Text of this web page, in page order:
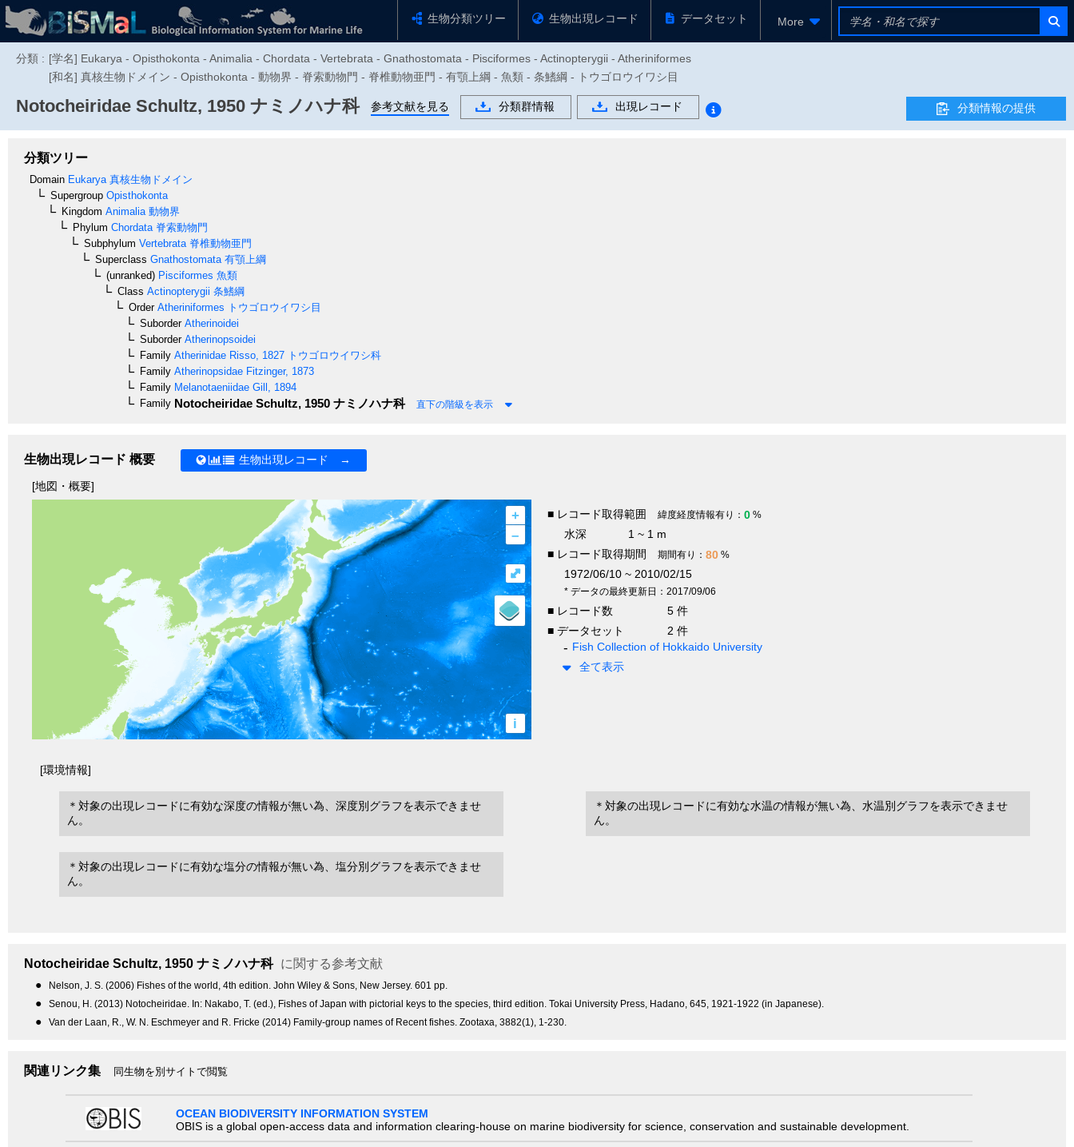
生物分類ツリー 生物出現レコード データセット More
分類 : [学名] Eukarya - Opisthokonta - Animalia - Chordata - Vertebrata - Gnathostomata - Pisciformes - Actinopterygii - Atheriniformes
[和名] 真核生物ドメイン - Opisthokonta - 動物界 - 脊索動物門 - 脊椎動物亜門 - 有顎上綱 - 魚類 - 条鰭綱 - トウゴロウイワシ目
Notocheiridae Schultz, 1950 ナミノハナ科 参考文献を見る 分類群情報 出現レコード 分類情報の提供
分類ツリー
Domain Eukarya 真核生物ドメイン
Supergroup Opisthokonta
Kingdom Animalia 動物界
Phylum Chordata 脊索動物門
Subphylum Vertebrata 脊椎動物亜門
Superclass Gnathostomata 有顎上綱
(unranked) Pisciformes 魚類
Class Actinopterygii 条鰭綱
OrderAtheriniformes トウゴロウイワシ目
SuborderAtherinoidei
SuborderAtherinopsoidei
Family Atherinidae Risso, 1827 トウゴロウイワシ科
Family Atherinopsidae Fitzinger, 1873
Family Melanotaeniidae Gill, 1894
Family Notocheiridae Schultz, 1950 ナミノハナ科 直下の階級を表示
生物出現レコード 概要 生物出現レコード →
[地図・概要]
+
–
i
⤢
■ レコード取得範囲 緯度経度情報有り： 0 %
水深
1 ~ 1 m
■ レコード取得期間
期間有り： 80 %
1972/06/10 ~ 2010/02/15
* データの最終更新日：2017/09/06
■ レコード数
5 件
■ データセット
2 件
Fish Collection of Hokkaido University
全て表示
[環境情報]
＊対象の出現レコードに有効な深度の情報が無い為、深度別グラフを表示できませ
ん。
＊対象の出現レコードに有効な水温の情報が無い為、水温別グラフを表示できませ
ん。
＊対象の出現レコードに有効な塩分の情報が無い為、塩分別グラフを表示できませ
ん。
Notocheiridae Schultz, 1950 ナミノハナ科 に関する参考文献
● Nelson, J. S. (2006) Fishes of the world, 4th edition. John Wiley & Sons, New Jersey. 601 pp.
● Senou, H. (2013) Notocheiridae. In: Nakabo, T. (ed.), Fishes of Japan with pictorial keys to the species, third edition. Tokai University Press, Hadano, 645, 1921-1922 (in Japanese).
● Van der Laan, R., W. N. Eschmeyer and R. Fricke (2014) Family-group names of Recent fishes. Zootaxa, 3882(1), 1-230.
関連リンク集 同生物を別サイトで閲覧
OCEAN BIODIVERSITY INFORMATION SYSTEM
OBIS is a global open-access data and information clearing-house on marine biodiversity for science, conservation and sustainable development.